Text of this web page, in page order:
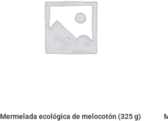
Mermelada ecológica de melocotón (325 g)